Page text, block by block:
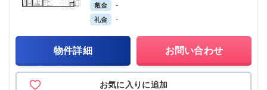
敷金 -
礼金 -
物件詳細 お問い合わせ
お気に入りに追加